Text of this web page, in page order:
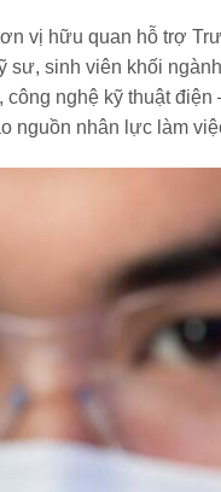
vị hữu quan hỗ trợ
sinh viên khối
nghệ kỹ thuật
nguồn nhân lực làm